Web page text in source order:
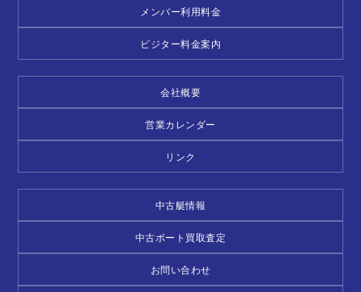
メンバー利用料金
ビジター料金案内
会社概要
営業カレンダー
リンク
中古艇情報
中古ボート買取査定
お問い合わせ